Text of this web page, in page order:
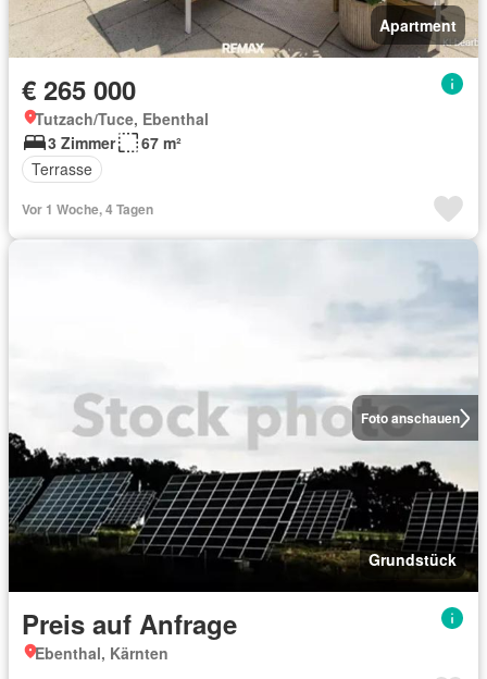
Apartment
€ 265 000
Tutzach/Tuce, Ebenthal
3 Zimmer
67 m²
Terrasse
Vor 1 Woche, 4 Tagen
Foto anschauen
Grundstück
Preis auf Anfrage
Ebenthal, Kärnten